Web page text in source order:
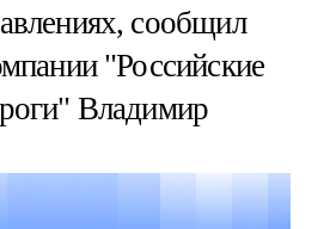
сообщил
"Российские
Владимир